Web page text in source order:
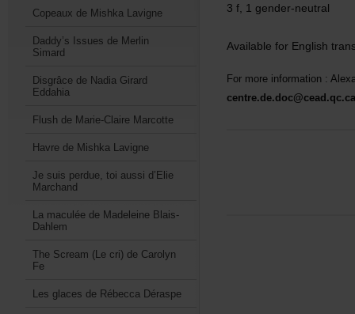
CopeauxdeMishkaLavigne
Daddy’sIssuesdeMerlin
Simard
DisgrâcedeNadiaGirard
Eddahia
FlushdeMarie-ClaireMarcotte
HavredeMishkaLavigne
Jesuisperdue,toiaussid’Elie
Marchand
LamaculéedeMadeleineBlais-
Dahlem
TheScream(Lecri)deCarolyn
Fe
LesglacesdeRébeccaDéraspe
3f,1gender-neutral
centre.de.doc@cead.qc.ca